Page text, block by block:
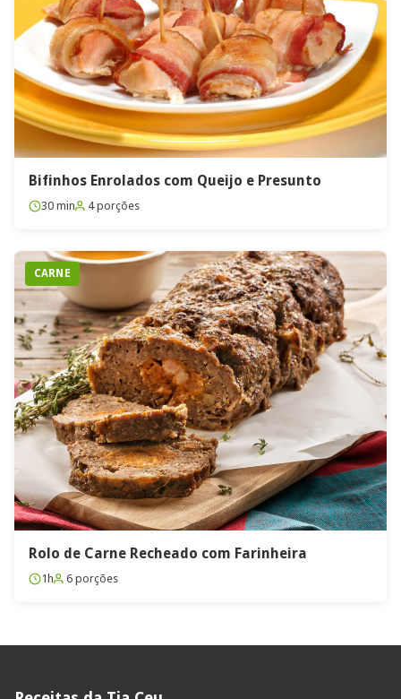
Bifinhos Enrolados com Queijo e Presunto
30 min 4 porções
CARNE
Rolo de Carne Recheado com Farinheira
1h 6 porções